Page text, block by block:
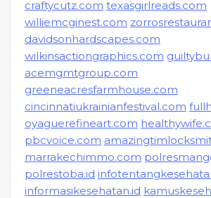
craftycutz.com texasgirlreads.com
williemcginest.com
davidsonhardscapes.com
wilkinsactiongraphics.com
acemgmtgroup.com
greeneacresfarmhouse.com
cincinnatiukrainianfestival.com
oyaguerefineart.com
pbcvoice.com
marrakechimmo.com
polrestoba.id
informasikesehatan.id